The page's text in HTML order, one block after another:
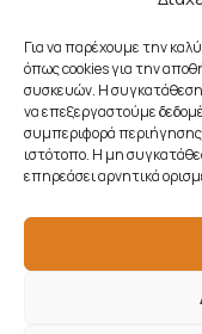
Για να παρέχουμε την
όπως cookies για την
συσκευών. Η συγκατάθεση
να επεξεργαστούμε
συμπεριφορά περιήγησης
ιστότοπο. Η μη
επηρεάσει αρνητικά
τη
μουσική
δημιουργία
προσφέροντας
ποιοτικά
όργανα.